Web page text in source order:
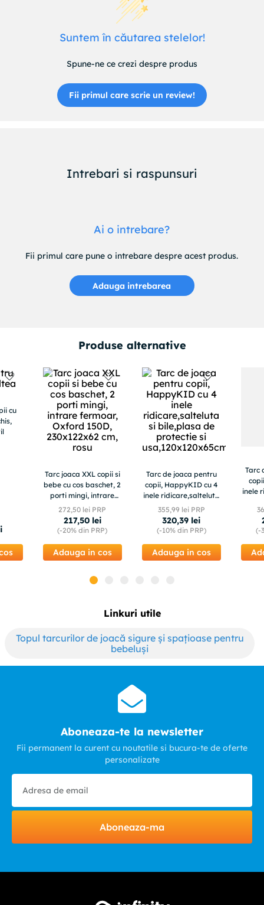
Suntem în căutarea stelelor!
Spune-ne ce crezi despre produs
Fii primul care scrie un review!
Intrebari si raspunsuri
Ai o intrebare?
Fii primul care pune o intrebare despre acest produs.
Adauga intrebarea
Produse alternative
cu
Tarc joaca XXL copii si
bebe cu cos baschet, 2
porti mingi, intrare
fermoar, Oxford 150D,
230x122x62 cm, rosu
272,50 lei PRP
217,50 lei
(-20% din PRP)
Adauga in cos
Tarc de joaca pentru
copii, HappyKID cu 4
inele ridicare,salteluta
si bile,plasa de
protectie si
usa,120x120x65cm
355,99 lei PRP
320,39 lei
(-10%din PRP)
Adauga in cos
Tarc
inele
(-
Linkuri utile
Topul tarcurilor de joacă sigure și spațioase pentru
bebeluși
Aboneaza-te la newsletter
Fii permanent la curent cu noutatile si bucura-te de oferte
personalizate
Aboneaza-ma